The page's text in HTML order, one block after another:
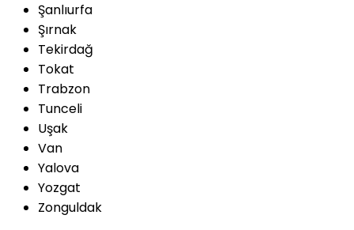
Şanlıurfa
Şırnak
Tekirdağ
Tokat
Trabzon
Tunceli
Uşak
Van
Yalova
Yozgat
Zonguldak